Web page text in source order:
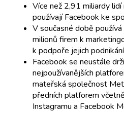
Více než 2,91 miliardy
používají Facebook ke
V současné době
milionů firem k
k podpoře jejich
Facebook se neustále
nejpoužívanějších
mateřská společnost
předních platforem
Instagramu a Facebook